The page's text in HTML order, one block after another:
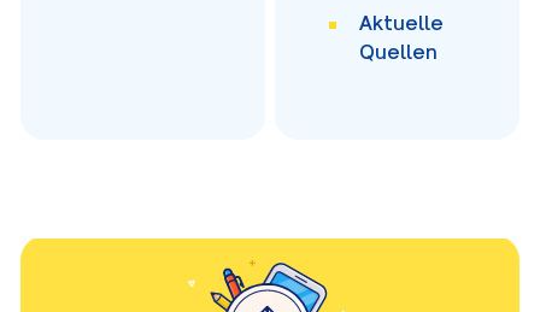
Aktuelle
Quellen